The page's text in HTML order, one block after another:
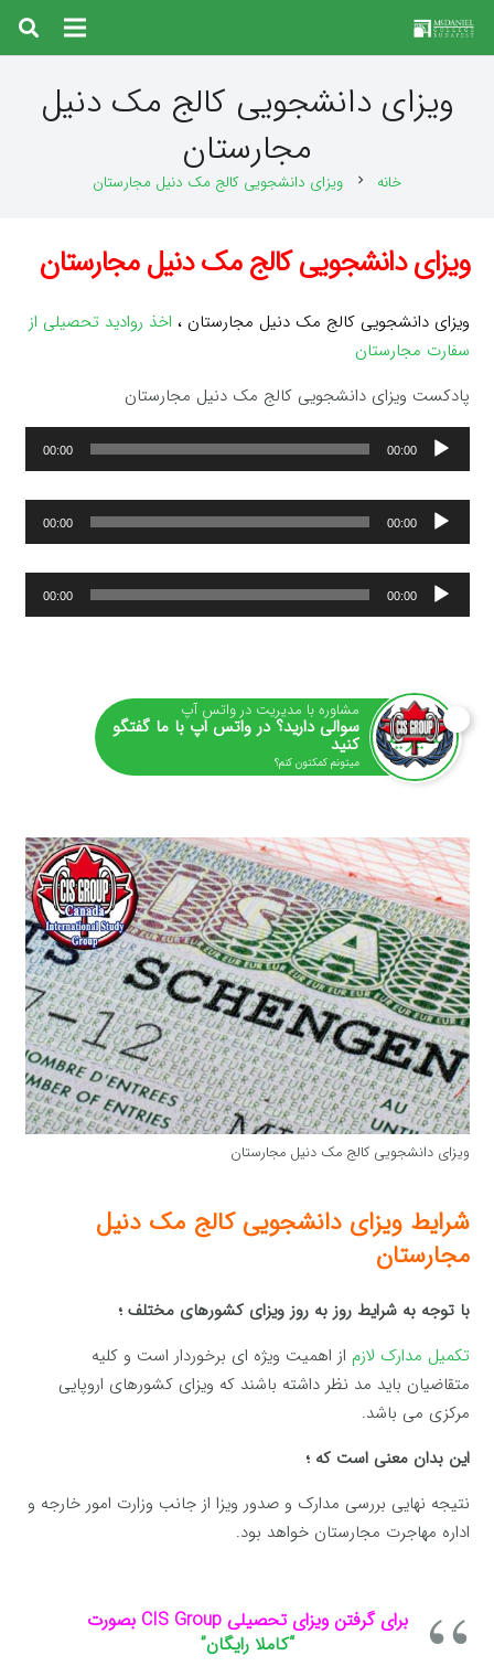
ویزای دانشجویی کالج مک دنیل
مجارستان
خانه chevron_right ویزای دانشجویی کالج مک دنیل مجارستان
ویزای دانشجویی کالج مک دنیل مجارستان
ویزای دانشجویی کالج مک دنیل مجارستان ، اخذ روادید تحصیلی از
سفارت مجارستان
پادکست ویزای دانشجویی کالج مک دنیل مجارستان
پخش‌کننده
صوت
00:00
00:00
پخش‌کننده
صوت
00:00
00:00
پخش‌کننده
صوت
00:00
00:00
مشاوره با مدیریت در واتس آپ
سوالی دارید؟ در واتس اپ با ما گفتگو
کنید
میتونم کمکتون کنم؟
ویزای دانشجویی کالج مک دنیل مجارستان
شرایط ویزای دانشجویی کالج مک دنیل
مجارستان
با توجه به شرایط روز به روز ویزای کشورهای مختلف ؛
تکمیل مدارک لازم از اهمیت ویژه ای برخوردار است و کلیه
متقاضیان باید مد نظر داشته باشند که ویزای کشورهای اروپایی
مرکزی می باشد.
این بدان معنی است که ؛
نتیجه نهایی بررسی مدارک و صدور ویزا از جانب وزارت امور خارجه و
اداره مهاجرت مجارستان خواهد بود.
برای گرفتن ویزای تحصیلی CIS Group بصورت
“کاملا رایگان”